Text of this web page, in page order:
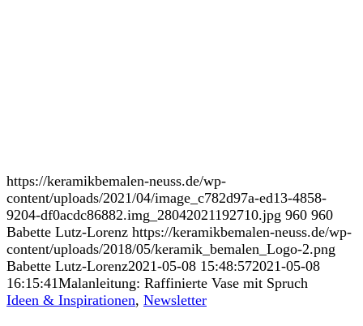
https://keramikbemalen-neuss.de/wp-
content/uploads/2021/04/image_c782d97a-ed13-4858-
9204-df0acdc86882.img_28042021192710.jpg 960 960
Babette Lutz-Lorenz https://keramikbemalen-neuss.de/wp-
content/uploads/2018/05/keramik_bemalen_Logo-2.png
Babette Lutz-Lorenz2021-05-08 15:48:572021-05-08
16:15:41Malanleitung: Raffinierte Vase mit Spruch
Ideen & Inspirationen, Newsletter